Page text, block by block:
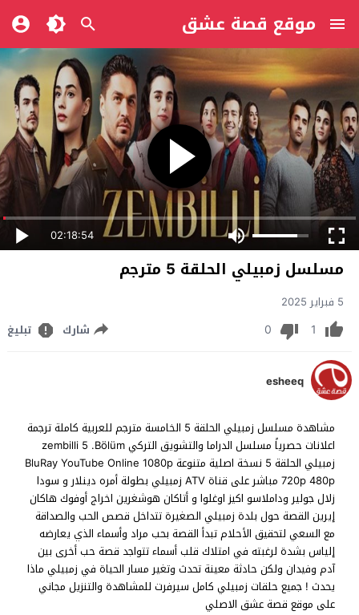
موقع قصة عشق
02:18:54
مسلسل زمبيلي الحلقة 5 مترجم
5 فبراير 2025
1
0 شارك تبليغ
esheeq
مشاهدة مسلسل زمبيلي الحلقة 5 الخامسة مترجم للعربية كاملة ترجمة
اعلانات حصرياً مسلسل الدراما والتشويق التركي zembilli 5 .Bölüm
زمبيلي الحلقة 5 نسخة اصلية متنوعة BluRay YouTube Online 1080p
720p 480p مباشر على قناة ATV زمبيلي بطولة أمره دينلار و سودا
زلال جولير وداملاسو اكيز اوغلوا و أتاكان هوشغرين اخراج أوفوك هاكان
إيرين القصة حول بلدة زمبيلي الصغيرة تتداخل قصص الحب والصداقة
مع السعي لتحقيق الأحلام تبدأ القصة بحب مراد وأسماء الذي يعارضه
إلياس بشدة لرغبته في امتلاك قلب أسماء تتواجد قصة حب أخرى بين
آدم وفيدان ولكن حادثة معينة تحدث وتغير مسار الحياة في زمبيلي ماذا
يحدث ! جميع حلقات زمبيلي كامل سيرفرت للمشاهدة والتنزيل مجاني
على موقع قصة عشق الاصلي